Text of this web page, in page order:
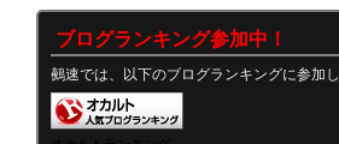
ブログランキング参加中！
鵺速では、以下のブログランキングに参加し